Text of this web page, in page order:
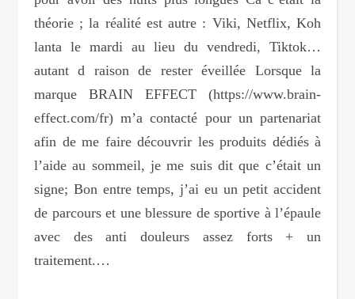
théorie ; la réalité est autre : Viki, Netflix, Koh
lanta le mardi au lieu du vendredi, Tiktok…
autant d raison de rester éveillée Lorsque la
marque BRAIN EFFECT (https://www.brain-
effect.com/fr) m’a contacté pour un partenariat
afin de me faire découvrir les produits dédiés à
l’aide au sommeil, je me suis dit que c’était un
signe; Bon entre temps, j’ai eu un petit accident
de parcours et une blessure de sportive à l’épaule
avec des anti douleurs assez forts + un
traitement.…